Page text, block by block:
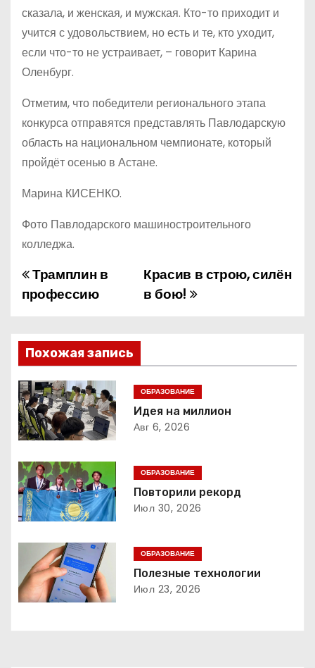
сказала, и женская, и мужская. Кто-то приходит и
учится с удовольствием, но есть и те, кто уходит,
если что-то не устраивает, – говорит Карина
Оленбург.
Отметим, что победители регионального этапа
конкурса отправятся представлять Павлодарскую
область на национальном чемпионате, который
пройдёт осенью в Астане.
Марина КИСЕНКО.
Фото Павлодарского машиностроительного
колледжа.
Н
а
в
и
г
а
ц
и
я
п
о
з
Красив в строю, силён
в бою!
Трамплин в
профессию
Похожая запись
ОБРАЗОВАНИЕ
Идея на миллион
Авг 6, 2026
ОБРАЗОВАНИЕ
Повторили рекорд
Июл 30, 2026
ОБРАЗОВАНИЕ
Полезные технологии
Июл 23, 2026